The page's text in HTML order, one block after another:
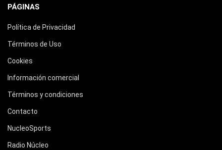
PÁGINAS
Política de Privacidad
Términos de Uso
Cookies
Información comercial
Términos y condiciones
Contacto
NucleoSports
Radio Núcleo